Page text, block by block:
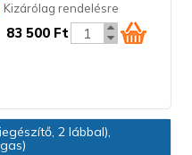
Kizárólag rendelésre
83 500 Ft
2 lábbal),